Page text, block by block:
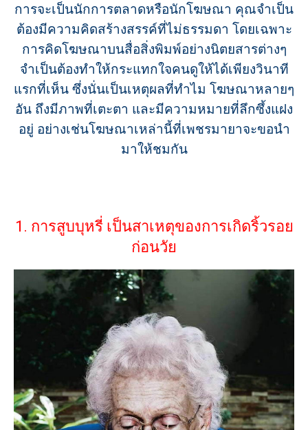
การจะเป็นนักการตลาดหรือนักโฆษณา คุณจำเป็น
ต้องมีความคิดสร้างสรรค์ที่ไม่ธรรมดา โดยเฉพาะ
การคิดโฆษณาบนสื่อสิ่งพิมพ์อย่างนิตยสารต่างๆ
จำเป็นต้องทำให้กระแทกใจคนดูให้ได้เพียงวินาที
แรกที่เห็น ซึ่งนั่นเป็นเหตุผลที่ทำไม โฆษณาหลายๆ
อัน ถึงมีภาพที่เตะตา และมีความหมายที่ลึกซึ้งแฝง
อยู่ อย่างเช่นโฆษณาเหล่านี้ที่เพชรมายาจะขอนำ
มาให้ชมกัน
1. การสูบบุหรี่ เป็นสาเหตุของการเกิดริ้วรอย
ก่อนวัย